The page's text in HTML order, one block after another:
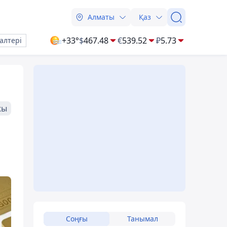
Алматы Қаз
+33°$467.48 €539.52 ₽5.73
Соңғы Танымал